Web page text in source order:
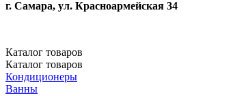
г. Самара, ул. Красноармейская 34
Каталог товаров
Каталог товаров
Кондиционеры
Ванны